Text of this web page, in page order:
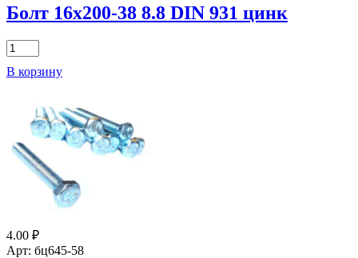
цинк
Болт 16х200-38 8.8 DIN 931 цинк
Количество
товара
Болт
931
цинк
В корзину
4.00 ₽
Арт: бц645-58